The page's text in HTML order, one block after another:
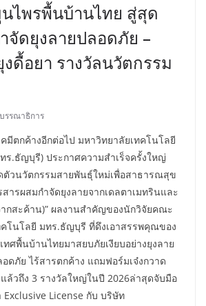
นไพรพื้นบ้านไทย สู่สุด
จัดยุงลายปลอดภัย –
ดื้อยา รางวัลนวัตกรรม
รรณาธิการ
คมีตกค้างอีกต่อไป มหาวิทยาลัยเทคโนโลยี
.ธัญบุรี) ประกาศความสำเร็จครั้งใหญ่
ตัวนวัตกรรมสายพันธุ์ใหม่เพื่อสาธารณสุข
ารผสมกำจัดยุงลายจากเดลตาเมทรินและ
กสะค้าน)” ผลงานสำคัญของนักวิจัยคณะ
โนโลยี มทร.ธัญบุรี ที่ดึงเอาสรรพคุณของ
ทศพื้นบ้านไทยมาสยบภัยเงียบอย่างยุงลาย
ดภัย ไร้สารตกค้าง แถมฟอร์มเจ๋งกวาด
ล้วถึง 3 รางวัลใหญ่ในปี 2026ล่าสุดจับมือ
License กับ บริษัท